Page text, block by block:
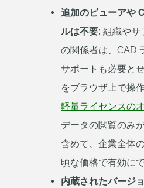
追加のビューアや
ルは不要: 組織やサ
の関係者は、CAD
サポートも必要と
をブラウザ上で操
軽量ライセンスの
データの閲覧のみ
含めて、企業全体
頃な価格で有効にで
内蔵されたバージ